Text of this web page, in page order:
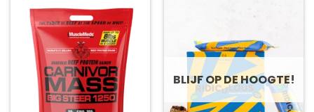
BLIJF OP DE HOOGTE!